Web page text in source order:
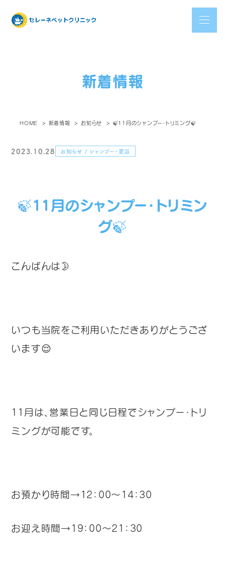
新着情報
HOME 新着情報 お知らせ 🍃11月のシャンプー・トリミング🍃
2023.10.28 お知らせ / シャンプー・薬浴
🍃11月のシャンプー・トリミン
グ🍃
こんばんは🌛
いつも当院をご利用いただきありがとうござ
います😌
11月は、営業日と同じ日程でシャンプー・トリ
ミングが可能です。
お預かり時間→12：00～14：30
お迎え時間→19：00～21：30